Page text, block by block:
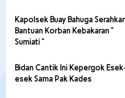
Kapolsek Buay Bahuga
Bantuan Korban Kebakaran ”
Sumiati “
Bidan Cantik Ini Kepergok
esek Sama Pak Kades